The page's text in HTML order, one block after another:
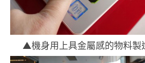
▲機身用上具金屬感的物料製